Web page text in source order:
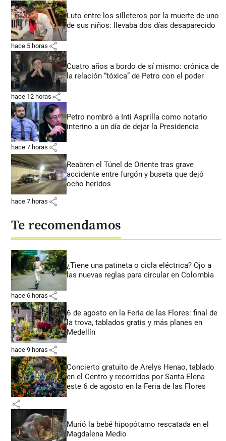
Luto entre los silleteros por la muerte de uno
de sus niños: llevaba dos días desaparecido
hace 5 horas share
Cuatro años a bordo de sí mismo: crónica de
la relación “tóxica” de Petro con el poder
hace 12 horas share
Petro nombró a Inti Asprilla como notario
interino a un día de dejar la Presidencia
hace 7 horas share
Reabren el Túnel de Oriente tras grave
accidente entre furgón y buseta que dejó
ocho heridos
hace 7 horas share
Te recomendamos
¿Tiene una patineta o cicla eléctrica? Ojo a
las nuevas reglas para circular en Colombia
hace 6 horas share
6 de agosto en la Feria de las Flores: final de
la trova, tablados gratis y más planes en
Medellín
hace 9 horas share
Concierto gratuito de Arelys Henao, tablado
en el Centro y recorridos por Santa Elena
este 6 de agosto en la Feria de las Flores
share
Murió la bebé hipopótamo rescatada en el
Magdalena Medio